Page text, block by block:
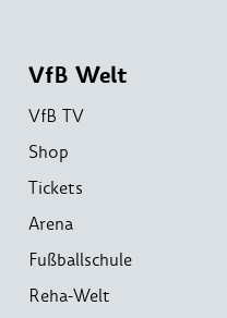
VfB Welt
VfB TV
Shop
Tickets
Arena
Fußballschule
Reha-Welt